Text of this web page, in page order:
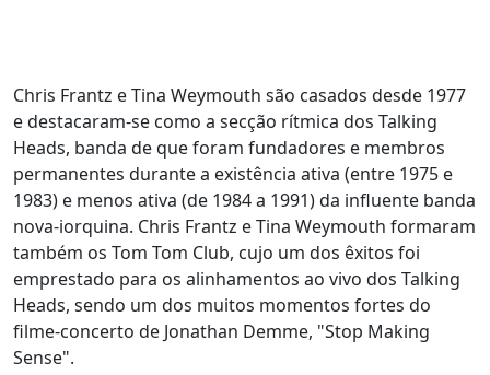
Chris Frantz e Tina Weymouth são casados desde 1977
e destacaram-se como a secção rítmica dos Talking
Heads, banda de que foram fundadores e membros
permanentes durante a existência ativa (entre 1975 e
1983) e menos ativa (de 1984 a 1991) da influente banda
nova-iorquina. Chris Frantz e Tina Weymouth formaram
também os Tom Tom Club, cujo um dos êxitos foi
emprestado para os alinhamentos ao vivo dos Talking
Heads, sendo um dos muitos momentos fortes do
filme-concerto de Jonathan Demme, "Stop Making
Sense".